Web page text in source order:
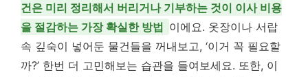
건은 미리 정리해서 버리거나 기부하는 것이 이사 비용
을 절감하는 가장 확실한 방법 이에요. 옷장이나 서랍
속 깊숙이 넣어둔 물건들을 꺼내보고, ‘이거 꼭 필요할
까?’ 한번 더 고민해보는 습관을 들여보세요. 또한, 이